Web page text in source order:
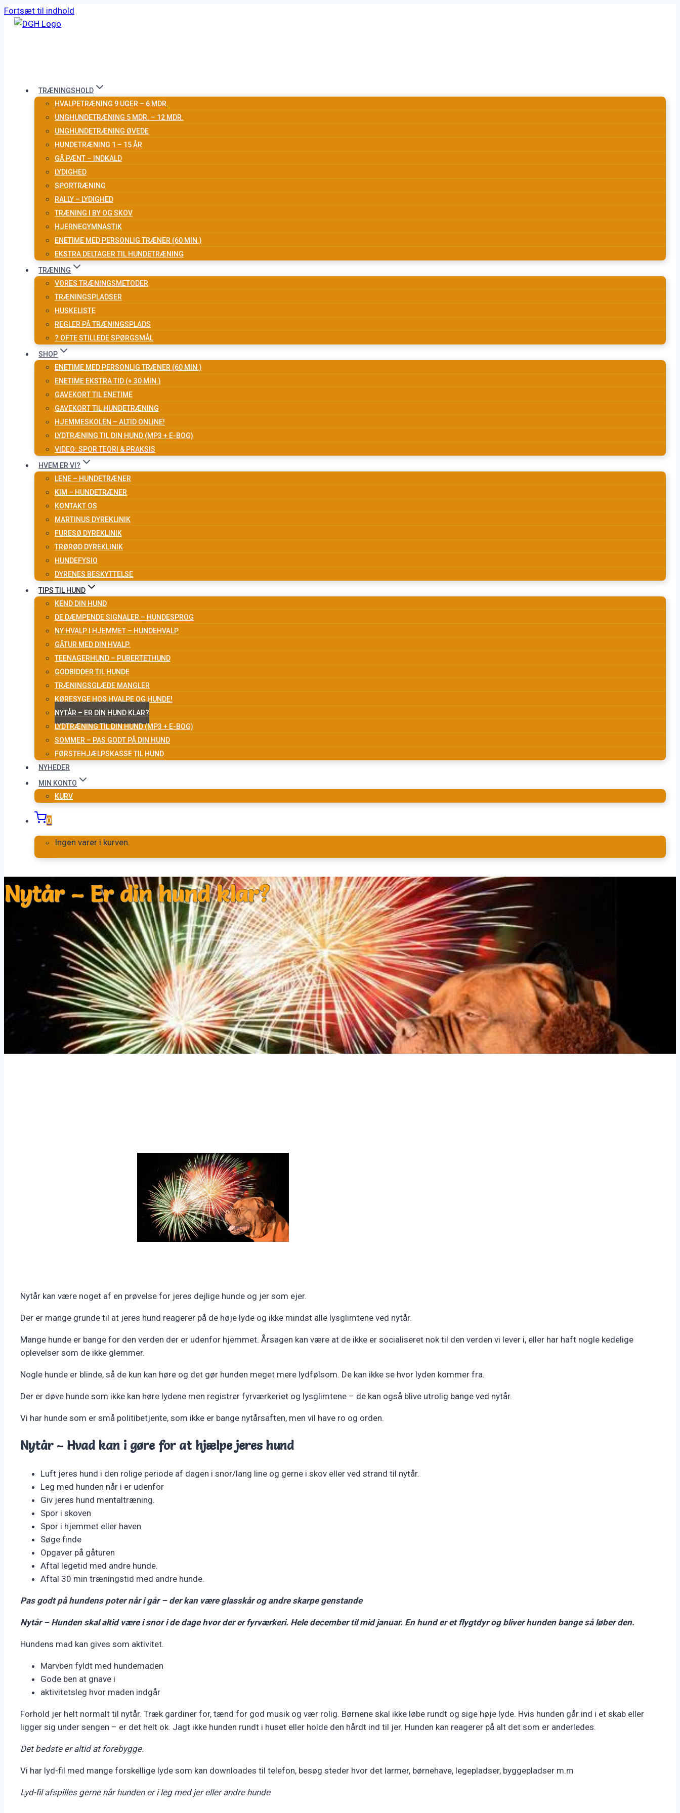
Fortsæt til indhold
TRÆNINGSHOLD
HVALPETRÆNING 9 UGER – 6 MDR.
UNGHUNDETRÆNING 5 MDR. – 12 MDR.
UNGHUNDETRÆNING ØVEDE
HUNDETRÆNING 1 – 15 ÅR
GÅ PÆNT – INDKALD
LYDIGHED
SPORTRÆNING
RALLY – LYDIGHED
TRÆNING I BY OG SKOV
HJERNEGYMNASTIK
ENETIME MED PERSONLIG TRÆNER (60 MIN.)
EKSTRA DELTAGER TIL HUNDETRÆNING
TRÆNING
VORES TRÆNINGSMETODER
TRÆNINGSPLADSER
HUSKELISTE
REGLER PÅ TRÆNINGSPLADS
? OFTE STILLEDE SPØRGSMÅL
SHOP
ENETIME MED PERSONLIG TRÆNER (60 MIN.)
ENETIME EKSTRA TID (+ 30 MIN.)
GAVEKORT TIL ENETIME
GAVEKORT TIL HUNDETRÆNING
HJEMMESKOLEN – ALTID ONLINE!
LYDTRÆNING TIL DIN HUND (MP3 + E-BOG)
VIDEO: SPOR TEORI & PRAKSIS
HVEM ER VI?
LENE – HUNDETRÆNER
KIM – HUNDETRÆNER
KONTAKT OS
MARTINUS DYREKLINIK
FURESØ DYREKLINIK
TRØRØD DYREKLINIK
HUNDEFYSIO
DYRENES BESKYTTELSE
TIPS TIL HUND
KEND DIN HUND
DE DÆMPENDE SIGNALER – HUNDESPROG
NY HVALP I HJEMMET – HUNDEHVALP
GÅTUR MED DIN HVALP.
TEENAGERHUND – PUBERTETHUND
GODBIDDER TIL HUNDE
TRÆNINGSGLÆDE MANGLER
KØRESYGE HOS HVALPE OG HUNDE!
NYTÅR – ER DIN HUND KLAR?
LYDTRÆNING TIL DIN HUND (MP3 + E-BOG)
SOMMER – PAS GODT PÅ DIN HUND
FØRSTEHJÆLPSKASSE TIL HUND
NYHEDER
MIN KONTO
KURV
0
Ingen varer i kurven.
Nytår – Er din hund klar?
Nytår kan være noget af en prøvelse for jeres dejlige hunde og jer som ejer.
Der er mange grunde til at jeres hund reagerer på de høje lyde og ikke mindst alle lysglimtene ved nytår.
Mange hunde er bange for den verden der er udenfor hjemmet. Årsagen kan være at de ikke er socialiseret nok til den verden vi lever i, eller har haft nogle kedelige
oplevelser som de ikke glemmer.
Nogle hunde er blinde, så de kun kan høre og det gør hunden meget mere lydfølsom. De kan ikke se hvor lyden kommer fra.
Der er døve hunde som ikke kan høre lydene men registrer fyrværkeriet og lysglimtene – de kan også blive utrolig bange ved nytår.
Vi har hunde som er små politibetjente, som ikke er bange nytårsaften, men vil have ro og orden.
Nytår – Hvad kan i gøre for at hjælpe jeres hund
Luft jeres hund i den rolige periode af dagen i snor/lang line og gerne i skov eller ved strand til nytår.
Leg med hunden når i er udenfor
Giv jeres hund mentaltræning.
Spor i skoven
Spor i hjemmet eller haven
Søge finde
Opgaver på gåturen
Aftal legetid med andre hunde.
Aftal 30 min træningstid med andre hunde.
Pas godt på hundens poter når i går – der kan være glasskår og andre skarpe genstande
Nytår – Hunden skal altid være i snor i de dage hvor der er fyrværkeri. Hele december til mid januar. En hund er et flygtdyr og bliver hunden bange så løber den.
Hundens mad kan gives som aktivitet.
Marvben fyldt med hundemaden
Gode ben at gnave i
aktivitetsleg hvor maden indgår
Forhold jer helt normalt til nytår. Træk gardiner for, tænd for god musik og vær rolig. Børnene skal ikke løbe rundt og sige høje lyde. Hvis hunden går ind i et skab eller
ligger sig under sengen – er det helt ok. Jagt ikke hunden rundt i huset eller holde den hårdt ind til jer. Hunden kan reagerer på alt det som er anderledes.
Det bedste er altid at forebygge.
Vi har lyd-fil med mange forskellige lyde som kan downloades til telefon, besøg steder hvor det larmer, børnehave, legepladser, byggepladser m.m
Lyd-fil afspilles gerne når hunden er i leg med jer eller andre hunde